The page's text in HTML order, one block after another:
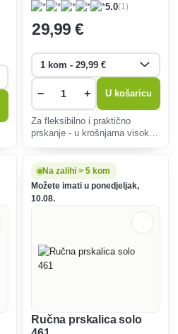
5.0(1)
29,99 €
− + U košaricu
Za fleksibilno i praktično
prskanje - u krošnjama visokog
Na zalihi > 5 kom
Možete imati u ponedjeljak,
10.08.
Ručna prskalica solo